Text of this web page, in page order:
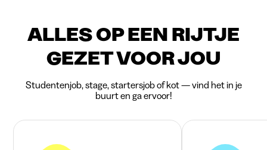
ALLES OP EEN RIJTJE
GEZET VOOR JOU
Studentenjob, stage, startersjob of kot — vind het in je
buurt en ga ervoor!